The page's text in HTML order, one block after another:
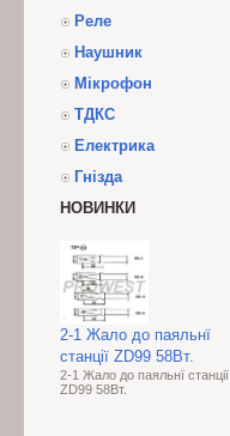
Реле
Наушник
Мікрофон
ТДКС
Електрика
Гнізда
НОВИНКИ
2-1 Жало до паяльнї
станції ZD99 58Bт.
2-1 Жало до паяльнї станції
ZD99 58Bт.